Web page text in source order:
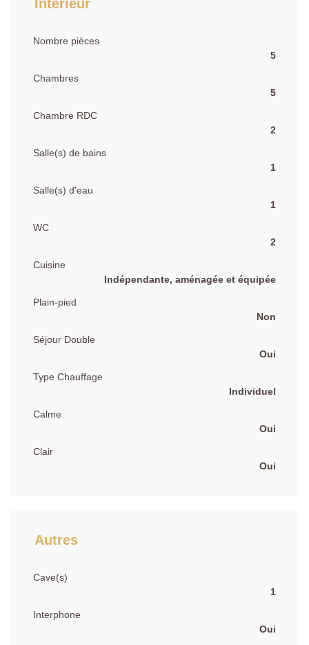
Intérieur
Nombre pièces
5
Chambres
5
Chambre RDC
2
Salle(s) de bains
1
Salle(s) d'eau
1
WC
2
Cuisine
Indépendante, aménagée et équipée
Plain-pied
Non
Séjour Double
Oui
Type Chauffage
Individuel
Calme
Oui
Clair
Oui
Autres
Cave(s)
1
Interphone
Oui